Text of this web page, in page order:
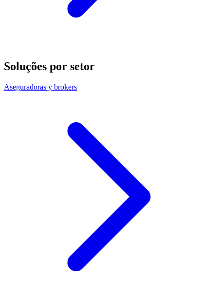
Soluções por setor
Aseguradoras y brokers